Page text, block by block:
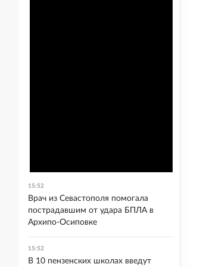
15:52
Врач из Севастополя помогала
пострадавшим от удара БПЛА в
Архипо-Осиповке
15:52
В 10 пензенских школах введут